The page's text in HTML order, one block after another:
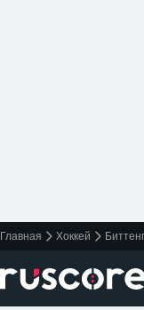
Главная Хоккей